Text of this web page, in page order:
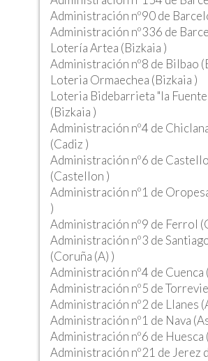
Administración nº90 de
Administración nº336 de
Lotería Artea (Bizkaia )
Administración nº8 de Bilbao
Loteria Ormaechea (Bizkaia )
Loteria Bidebarrieta "la Fuente
(Bizkaia )
Administración nº4 de
(Cadiz )
Administración nº6 de
(Castellon )
Administración nº1 de
)
Administración nº9 de Ferrol
Administración nº3 de
(Coruña (A) )
Administración nº4 de Cuenca
Administración nº5 de
Administración nº2 de Llanes
Administración nº1 de Nava
Administración nº6 de Huesca
Administración nº21 de Jerez